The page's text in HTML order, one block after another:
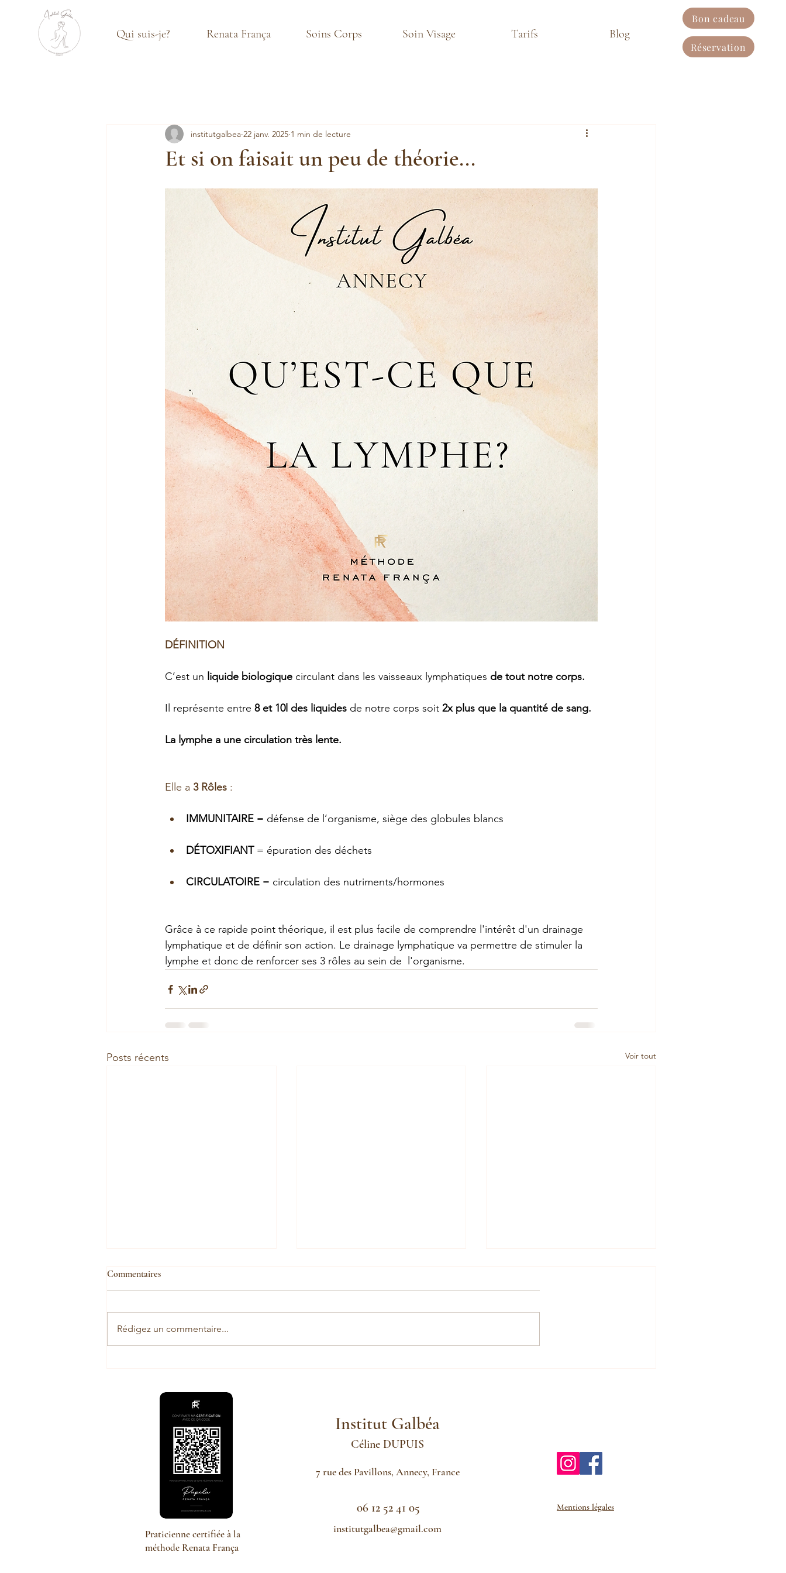
Qui suis-je? Renata França Soins Corps Soin Visage Tarifs Blog
Bon cadeau
Réservation
Et si on faisait un peu de théorie...
institutgalbea 22 janv. 2025 1 min de lecture
DÉFINITION
C’est un liquide biologique circulant dans les vaisseaux lymphatiques de tout notre corps.
Il représente entre 8 et 10l des liquides de notre corps soit 2x plus que la quantité de sang.
La lymphe a une circulation très lente.
Elle a 3 Rôles :
IMMUNITAIRE = défense de l’organisme, siège des globules blancs
DÉTOXIFIANT = épuration des déchets
CIRCULATOIRE = circulation des nutriments/hormones
Grâce à ce rapide point théorique, il est plus facile de comprendre l'intérêt d'un drainage
lymphatique et de définir son action. Le drainage lymphatique va permettre de stimuler la
lymphe et donc de renforcer ses 3 rôles au sein de  l'organisme.
Posts récents Voir tout
Avant/Après
Commentaires
Rédigez un commentaire...
Praticienne certifiée à la
méthode Renata França
Institut Galbéa
Céline DUPUIS
7 rue des Pavillons, Annecy, France
institutgalbea@gmail.com
06 12 52 41 05 Mentions légales